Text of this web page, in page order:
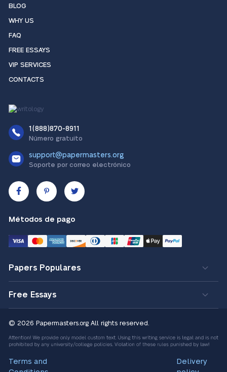
BLOG
WHY US
FAQ
FREE ESSAYS
VIP SERVICES
CONTACTS
1(888)870-8911
Número gratuito
support@papermasters.org
Soporte por correo electrónico
Métodos de pago
Papers Populares
Free Essays
© 2026 Papermasters.org All rights reserved.
Terms and
Delivery